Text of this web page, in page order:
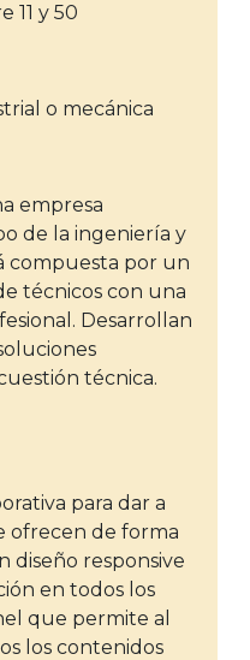
11 y 50
o mecánica
empresa
de la ingeniería y
compuesta por un
técnicos con una
Desarrollan
técnica.
para dar a
ofrecen de forma
diseño responsive
en todos los
que permite al
los contenidos